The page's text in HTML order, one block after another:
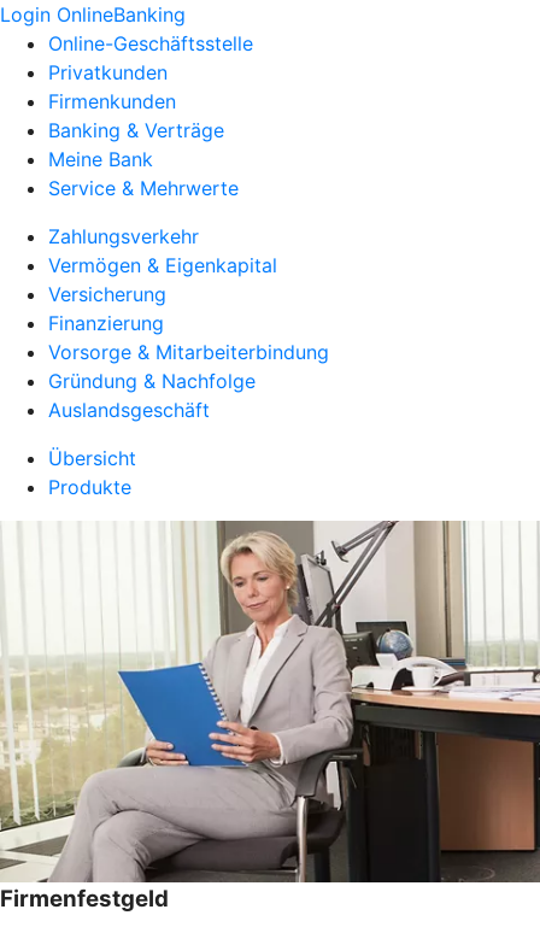
Login OnlineBanking
Online-Geschäftsstelle
Privatkunden
Firmenkunden
Banking & Verträge
Meine Bank
Service & Mehrwerte
Zahlungsverkehr
Vermögen & Eigenkapital
Versicherung
Finanzierung
Vorsorge & Mitarbeiterbindung
Gründung & Nachfolge
Auslandsgeschäft
Übersicht
Produkte
Firmenfestgeld